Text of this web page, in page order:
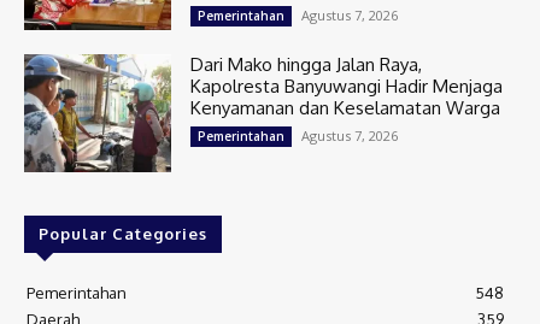
Pemerintahan Agustus 7, 2026
Dari Mako hingga Jalan Raya,
Kapolresta Banyuwangi Hadir Menjaga
Kenyamanan dan Keselamatan Warga
Pemerintahan Agustus 7, 2026
Popular Categories
Pemerintahan
548
Daerah
359